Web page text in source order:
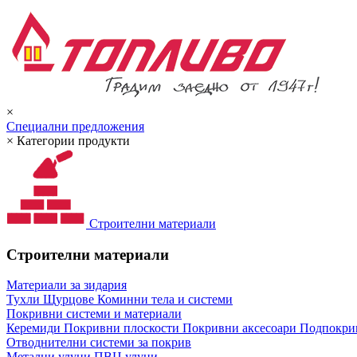
×
Специални предложения
× Категории продукти
Строителни материали
Строителни материали
Материали за зидария
Тухли Щурцове Коминни тела и системи
Покривни системи и материали
Керемиди Покривни плоскости Покривни аксесоари
Отводнителни системи за покрив